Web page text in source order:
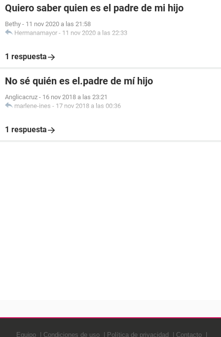
Quiero saber quien es el padre de mi hijo
Bethy - 11 nov 2020 a las 21:58
Hermanamayor - 11 nov 2020 a las 22:33
1 respuesta
No sé quién es el.padre de mí hijo
Anglicacruz - 16 nov 2018 a las 23:21
marlene-ines - 17 nov 2018 a las 00:36
1 respuesta
Equipo Condiciones de uso Política de privacidad Contacto